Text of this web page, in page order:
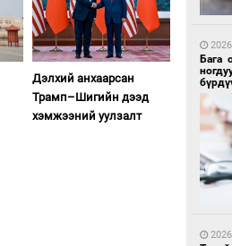
Дэлхий анхаарсан
Трамп–Шигийн дээд
хэмжээний уулзалт
95
15
Бага